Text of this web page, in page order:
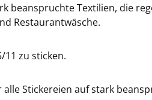
beanspruchte Textilien, die
Restaurantwäsche.
zu sticken.
Stickereien auf stark